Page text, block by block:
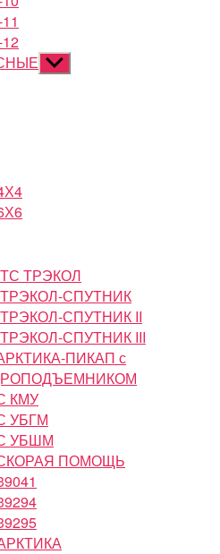
Показывать
подменю
ТРЭКОЛ
СПУТНИК
СПУТНИК II
СПУТНИК III
ПИКАП с
КМУ
УБГМ
УБШМ
ПОМОЩЬ